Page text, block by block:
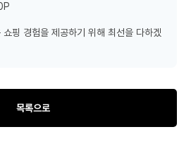
쇼핑 경험을 제공하기 위해 최선을 다하겠
목록으로